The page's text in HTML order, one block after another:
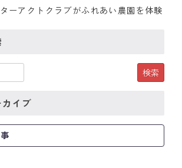
ーアクトクラブがふれあい農園を体験
イブ